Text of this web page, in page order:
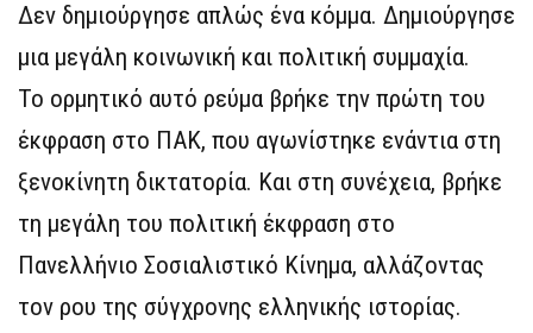
Δεν δημιούργησε απλώς ένα κόμμα. Δημιούργησε
μια μεγάλη κοινωνική και πολιτική συμμαχία.
Το ορμητικό αυτό ρεύμα βρήκε την πρώτη του
έκφραση στο ΠΑΚ, που αγωνίστηκε ενάντια στη
ξενοκίνητη δικτατορία. Και στη συνέχεια, βρήκε
τη μεγάλη του πολιτική έκφραση στο
Πανελλήνιο Σοσιαλιστικό Κίνημα, αλλάζοντας
τον ρου της σύγχρονης ελληνικής ιστορίας.